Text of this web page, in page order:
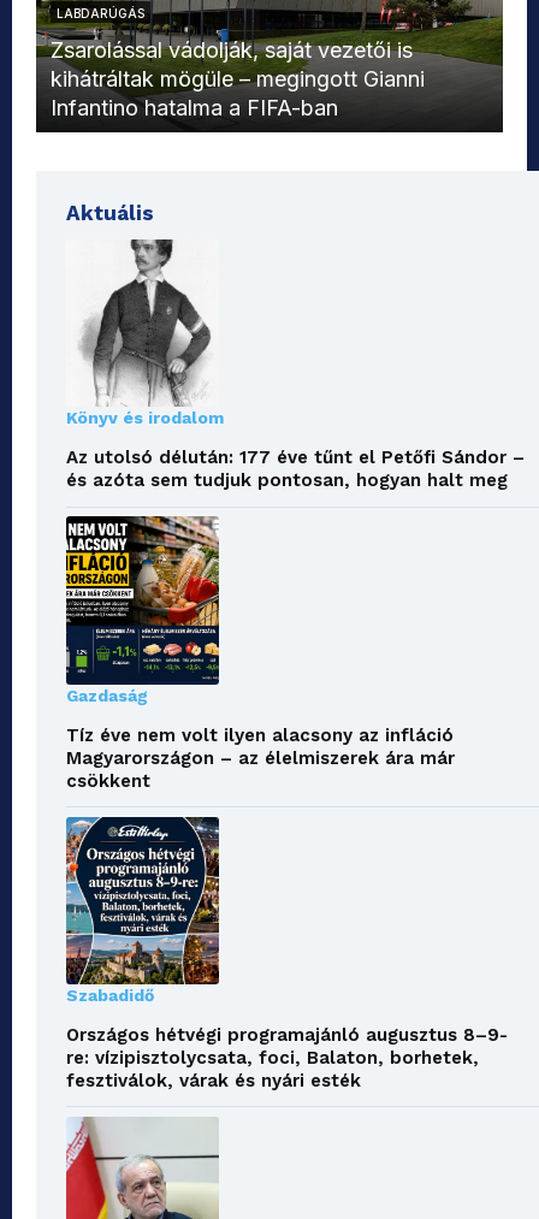
LABDARÚGÁS
Zsarolással vádolják, saját vezetői is
kihátráltak mögüle – megingott Gianni
Infantino hatalma a FIFA-ban
Aktuális
Könyv és irodalom
Az utolsó délután: 177 éve tűnt el Petőfi Sándor –
és azóta sem tudjuk pontosan, hogyan halt meg
Gazdaság
Tíz éve nem volt ilyen alacsony az infláció
Magyarországon – az élelmiszerek ára már
csökkent
Szabadidő
Országos hétvégi programajánló augusztus 8–9-
re: vízipisztolycsata, foci, Balaton, borhetek,
fesztiválok, várak és nyári esték